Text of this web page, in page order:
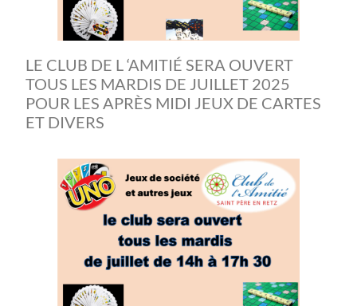
LE CLUB DE L ‘AMITIÉ SERA OUVERT
TOUS LES MARDIS DE JUILLET 2025
POUR LES APRÈS MIDI JEUX DE CARTES
ET DIVERS